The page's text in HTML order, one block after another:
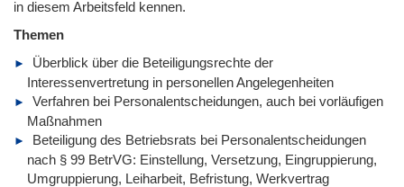
in diesem Arbeitsfeld kennen.
Themen
Überblick über die Beteiligungsrechte der
Interessenvertretung in personellen Angelegenheiten
Verfahren bei Personalentscheidungen, auch bei vorläufigen
Maßnahmen
Beteiligung des Betriebsrats bei Personalentscheidungen
nach § 99 BetrVG: Einstellung, Versetzung, Eingruppierung,
Umgruppierung, Leiharbeit, Befristung, Werkvertrag